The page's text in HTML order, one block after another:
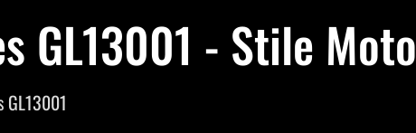
GL13001 - Stile Moto
GL13001